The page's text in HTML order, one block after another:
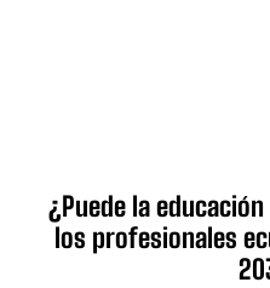
¿Puede la
los profesionales